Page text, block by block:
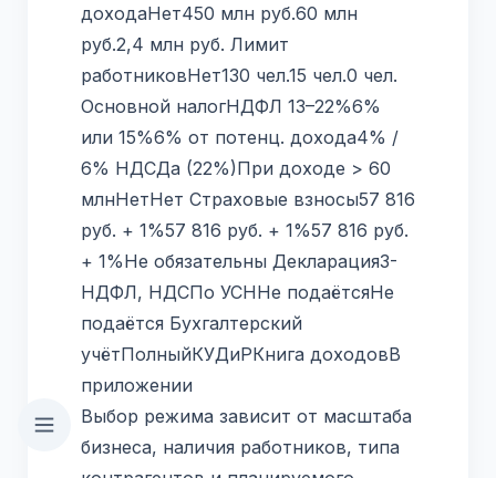
доходаНет450 млн руб.60 млн
руб.2,4 млн руб. Лимит
работниковНет130 чел.15 чел.0 чел.
Основной налогНДФЛ 13–22%6%
или 15%6% от потенц. дохода4% /
6% НДСДа (22%)При доходе > 60
млнНетНет Страховые взносы57 816
руб. + 1%57 816 руб. + 1%57 816 руб.
+ 1%Не обязательны Декларация3-
НДФЛ, НДСПо УСННе подаётсяНе
подаётся Бухгалтерский
учётПолныйКУДиРКнига доходовВ
приложении
Выбор режима зависит от масштаба
бизнеса, наличия работников, типа